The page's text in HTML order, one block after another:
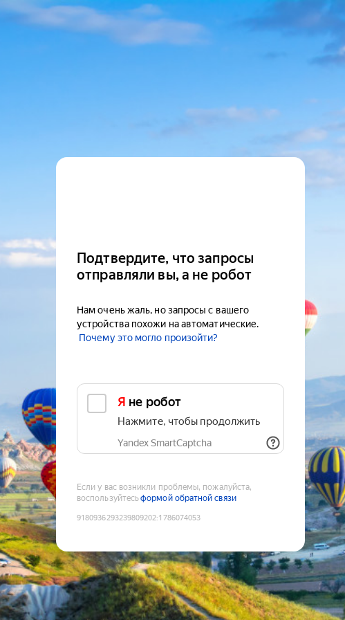
Подтвердите, что запросы
отправляли вы, а не робот
Нам очень жаль, но запросы с вашего
устройства похожи на автоматические.
Почему это могло произойти?
Я не робот
Нажмите, чтобы продолжить
Yandex SmartCaptcha
Если у вас возникли проблемы, пожалуйста,
воспользуйтесьформой обратной связи
9180936293239809202:1786074053